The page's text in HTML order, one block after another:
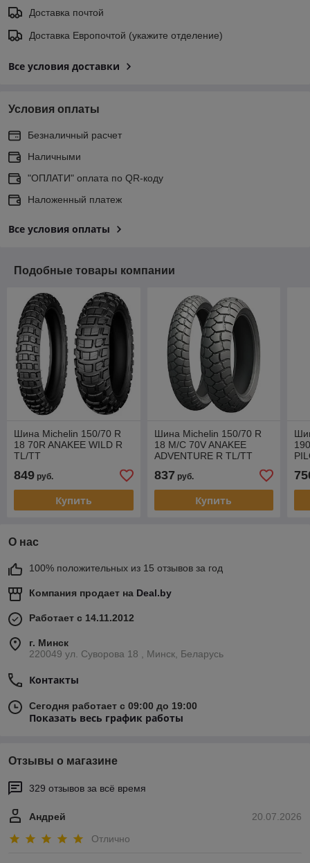
Доставка почтой
Доставка Европочтой (укажите отделение)
Все условия доставки
Условия оплаты
Безналичный расчет
Наличными
"ОПЛАТИ" оплата по QR-коду
Наложенный платеж
Все условия оплаты
Подобные товары компании
Шина Michelin 150/70 R
18 70R ANAKEE WILD R
TL/TT
849 руб.
Купить
Шина Michelin 150/70 R
18 M/C 70V ANAKEE
ADVENTURE R TL/TT
837 руб.
Купить
О нас
100% положительных из 15 отзывов за год
Компания продает на Deal.by
Работает с 14.11.2012
г. Минск
220049 ул. Суворова 18 , Минск, Беларусь
Контакты
Сегодня работает с 09:00 до 19:00
Показать весь график работы
Отзывы о магазине
329 отзывов за всё время
20.07.2026
Андрей
Отлично